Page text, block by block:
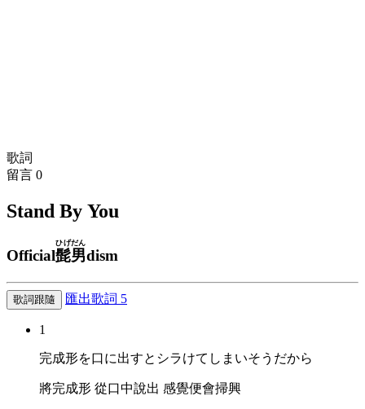
歌詞
留言 0
Stand By You
Official髭男
ひげだん
dism
歌詞跟隨 匯出歌詞 5
1
完成形を口に出すとシラけてしまいそうだから
將完成形 從口中說出 感覺便會掃興